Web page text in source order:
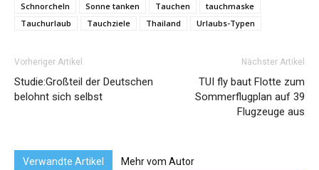
Schnorcheln
Sonne tanken Tauchen
tauchmaske
Tauchurlaub
Tauchziele Thailand Urlaubs-Typen
Vorheriger Artikel
Studie:Großteil der Deutschen
belohnt sich selbst
Nächster Artikel
TUI fly baut Flotte zum
Sommerflugplan auf 39
Flugzeuge aus
Verwandte Artikel Mehr vom Autor